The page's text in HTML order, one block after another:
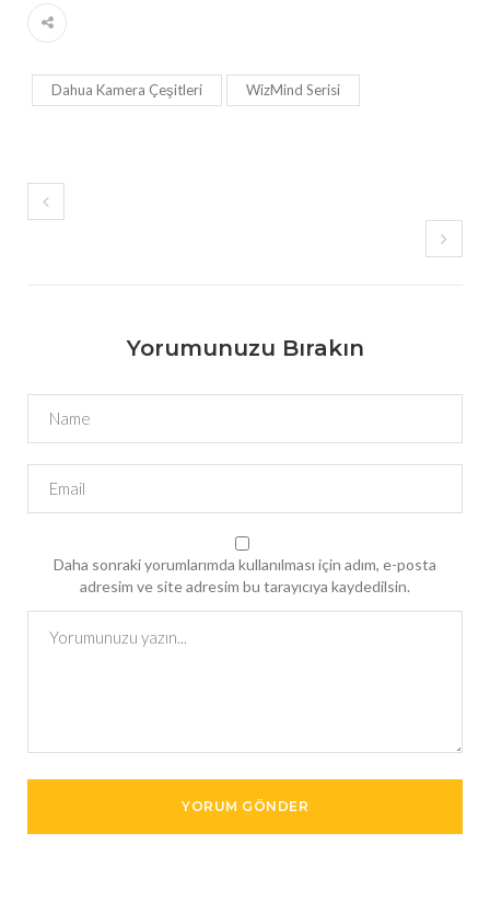
Dahua Kamera Çeşitleri WizMind Serisi
Yorumunuzu Bırakın
Daha sonraki yorumlarımda kullanılması için adım, e-posta
adresim ve site adresim bu tarayıcıya kaydedilsin.